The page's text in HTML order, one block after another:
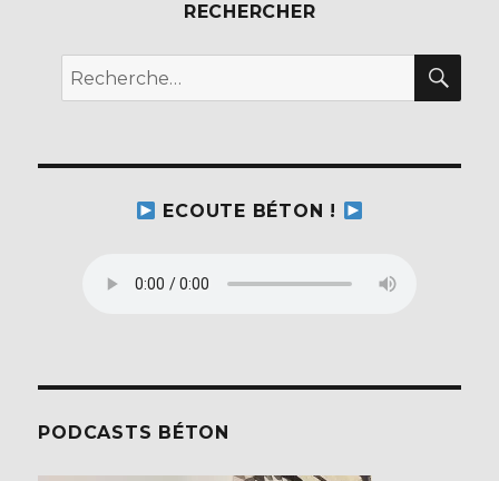
RECHERCHER
Recherche
pour :
ECOUTE BÉTON !
PODCASTS BÉTON